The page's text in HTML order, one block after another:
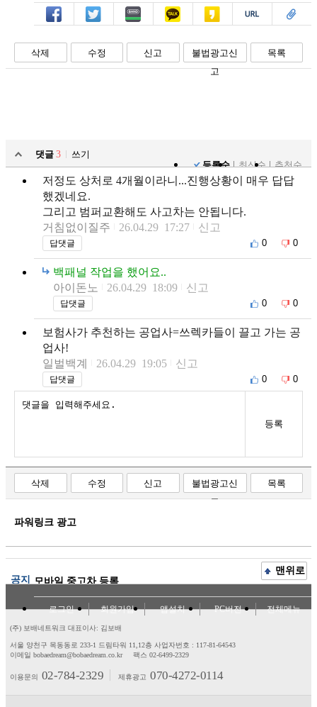
페북 트윗 밴드 카톡 카스 복사 스크랩
삭제 수정 신고
불법광고신
고
목록
댓글 3
쓰기
등록순
최신순 추천순
저정도 상처로 4개월이라니...진행상황이 매우 답답
했겠네요.
그리고 범퍼교환해도 사고차는 안됩니다.
거침없이질주
26.04.29 17:27 신고
답댓글 0 0
백패널 작업을 했어요..
아이돈노
26.04.29 18:09 신고
답댓글 0 0
보험사가 추천하는 공업사=쓰렉카들이 끌고 가는 공
업사!
일벌백계
26.04.29 19:05 신고
답댓글 0 0
등록
삭제 수정 신고
불법광고신
고
목록
파워링크 광고
공지 모바일 중고차 등록
맨위로
로그인 회원가입 앱설치 PC버전 전체메뉴
(주) 보배네트워크 대표이사: 김보배
서울 양천구 목동동로 233-1 드림타워 11,12층 사업자번호 : 117-81-64543
이메일 bobaedream@bobaedream.co.kr
팩스 02-6499-2329
이용문의 02-784-2329 제휴광고 070-4272-0114